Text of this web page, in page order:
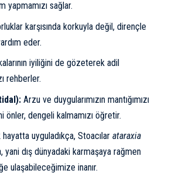
yapmamızı sağlar.
karşısında korkuyla değil, dirençle
eder.
iyiliğini de gözeterek adil
rehberler.
Arzu ve duygularımızın mantığımızı
önler, dengeli kalmamızı öğretir.
uyguladıkça, Stoacılar ataraxia
yani dış dünyadaki karmaşaya rağmen
ulaşabileceğimize inanır.